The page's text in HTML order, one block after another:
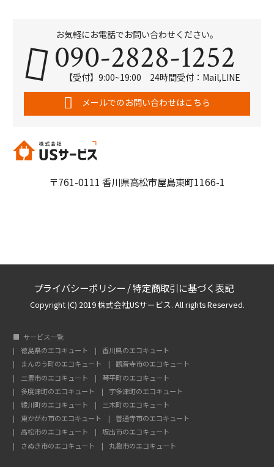
〒761-0111 香川県高松市屋島東町1166-1
お気軽にお電話でお問い合わせください。
090-2828-1252
【受付】9:00~19:00 24時間受付：Mail,LINE
メールでのお問い合わせはこちら
プライバシーポリシー /特定商取引に基づく表記
Copyright (C) 2019 株式会社USサービス. All rights Reserved.
サービス一覧
徳島県のエコキュート
香川県のエコキュート
まんのう町のエコキュート
観音寺市のエコキュート
三豊市のエコキュート
琴平町のエコキュート
多度津町のエコキュート
宇多津町のエコキュート
綾川町のエコキュート
三木町のエコキュート
東かがわ市のエコキュート
善通寺市のエコキュート
高松市のエコキュート
坂出市のエコキュート
さぬき市のエコキュート
丸亀市のエコキュート